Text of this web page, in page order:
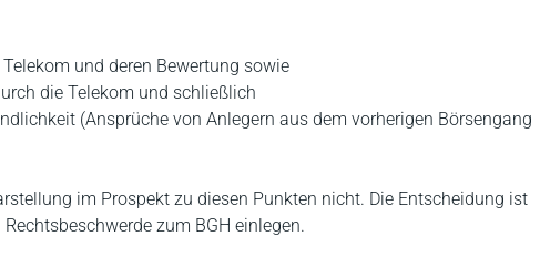
und deren Bewertung sowie
die Telekom und schließlich
(Ansprüche von Anlegern aus dem vorherigen Börsengang
im Prospekt zu diesen Punkten nicht. Die Entscheidung ist
zum BGH einlegen.